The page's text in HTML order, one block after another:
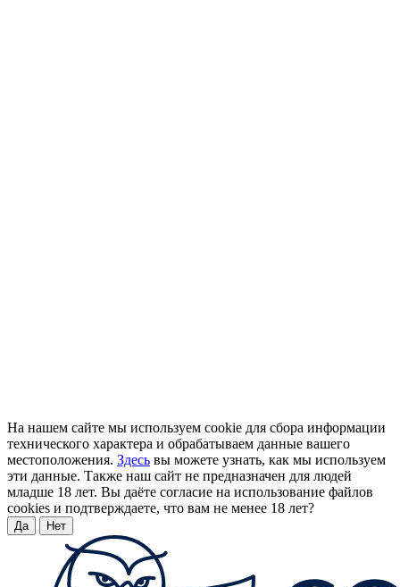
На нашем сайте мы используем cookie для сбора информации
технического характера и обрабатываем данные вашего
местоположения. Здесь вы можете узнать, как мы используем
эти данные. Также наш сайт не предназначен для людей
младше 18 лет. Вы даёте согласие на использование файлов
cookies и подтверждаете, что вам не менее 18 лет?
Да Нет